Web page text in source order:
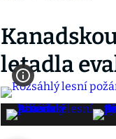
letadla